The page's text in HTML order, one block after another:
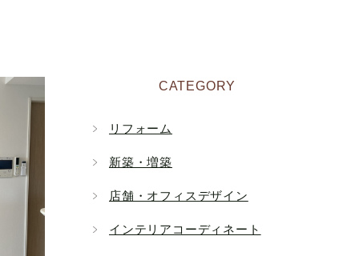
CATEGORY
リフォーム
新築・増築
店舗・オフィスデザイン
インテリアコーディネート